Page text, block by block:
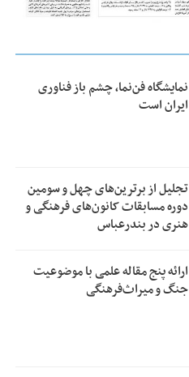
نمایشگاه فن‌نما، چشم باز فناوری
ایران است
تجلیل از بر‌ترین‌های چهل و سومین
دوره مسابقات کانون‌های فرهنگی و
هنری در بندرعباس
ارائه پنج مقاله علمی با موضوعیت
جنگ و میراث‌فرهنگی